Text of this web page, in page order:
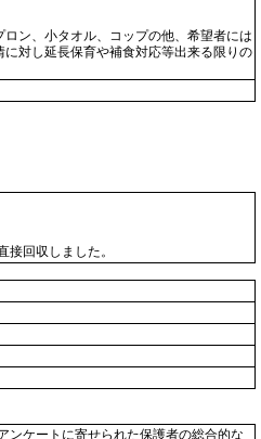
ン、小タオル、コップの他、希望者には
対し延長保育や補食対応等出来る限りの
回収しました。
ンケートに寄せられた保護者の総合的な